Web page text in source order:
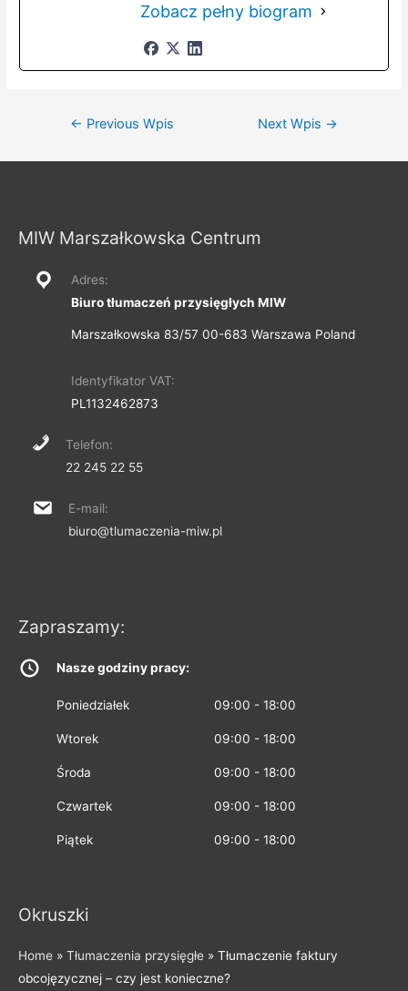
Zobacz pełny biogram
Nawigacja
← Previous Wpis Next Wpis →
MIW Marszałkowska Centrum
Adres:
Biuro tłumaczeń przysięgłych MIW
Marszałkowska 83/57 00-683 Warszawa Poland
Identyfikator VAT:
PL1132462873
Telefon:
22 245 22 55
E-mail:
biuro@tlumaczenia-miw.pl
Zapraszamy:
Nasze godziny pracy:
Poniedziałek 09:00 - 18:00
Wtorek 09:00 - 18:00
Środa 09:00 - 18:00
Czwartek 09:00 - 18:00
Piątek 09:00 - 18:00
Okruszki
Home » Tłumaczenia przysięgłe » Tłumaczenie faktury
obcojęzycznej – czy jest konieczne?